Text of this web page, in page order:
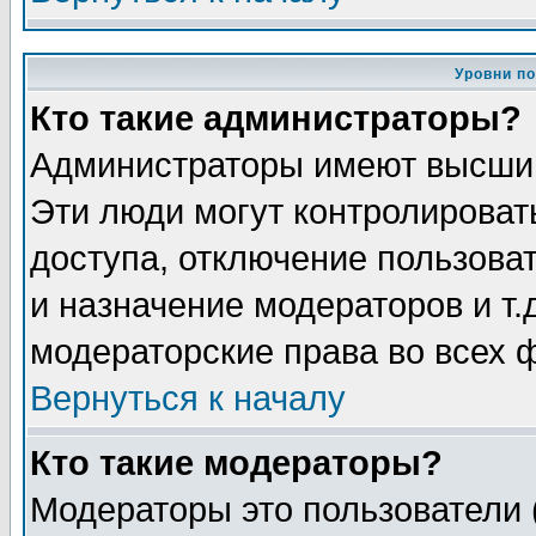
Уровни
Кто такие администраторы?
Администраторы имеют
Эти люди могут
доступа, отключение
и назначение модераторов и
модераторские права во всех
Вернуться к началу
Кто такие модераторы?
Модераторы это